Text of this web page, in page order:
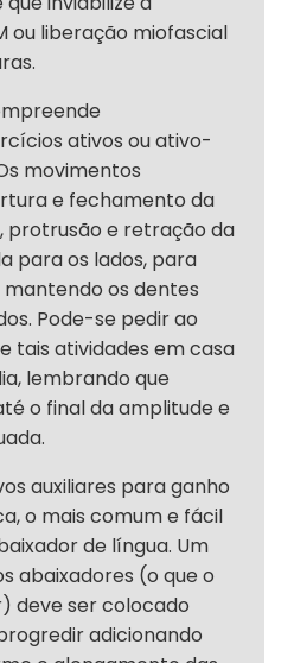
ou liberação miofascial
ativos ou ativo-
movimentos
e fechamento da
protrusão e retração da
para os lados, para
os dentes
Pode-se pedir ao
tais atividades em casa
lembrando que
o final da amplitude e
auxiliares para ganho
o mais comum e fácil
de língua. Um
abaixadores (o que o
deve ser colocado
adicionando